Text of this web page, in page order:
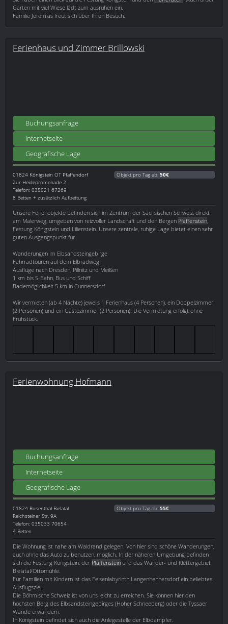
Garten mit viel Wiese lädt zum ausruhen ein.
Familie Jeremias freut sich über Ihren Besuch.
Ferienhaus und Zimmer Brillowski
Buchungsanfrage
Internetseite
Geografische Lage
01824 Königstein OT Pfaffendorf
Zur Heidepromenade 2
Telefon: 035021 67269
8 Betten + zusätzlich Aufbettung
Objekt pro Tag ab: 50€
Unsere Ferienobjekte befinden sich im Zentrum der Sächsischen Schweiz, direkt
am Malerweg, umgeben von reizvoller Landschaft und den Bergen Pfaffenstein
Festung Königstein und Lilienstein. Unsere zentrale, ruhige Lage bietet einen sehr
guten Ausgangspunkt für
Wanderungen im Elbsandsteingebirge
Fahrradtouren auf dem Elbradweg
Ausflüge nach Dresden, Pillnitz und Meißen
1 km bis S-Bahn, Bus und Schiff
Bademöglichkeit 5 km in Cunnersdorf
Wir vermieten (ab 4 Nächte) jeweils 1 Ferienhaus (4 Personen), ein Doppelzimmer
(2 Personen) und ein Gästezimmer (2 Personen). Die Vermietung erfolgt ohne
Frühstück.
Ferienwohnung Hofmann
Buchungsanfrage
Internetseite
Geografische Lage
01824 Rosenthal-Bielatal
Reichsteiner Str. 9A
Telefon: 035033 70654
4 Betten
Objekt pro Tag ab: 55€
Die Wohnung ist nahe am Waldrand gelegen. Von hier sind schöne Wanderungen,
auch ohne das Auto zu benutzen, möglich. In der näheren Umgebung befinden
sich die Festung Königstein, der Pfaffenstein und das Wander- und Klettergebiet
Bielatal/Ottomühle.
Für Familien mit Kindern ist das Felsenlabyrinth Langenhennersdorf ein beliebtes
Ausflugsziel.
Die Böhmische Schweiz ist von uns leicht zu erreichen. Sie können hier den
höchsten Berg des Elbsandsteingebirges (Hoher Schneeberg) oder die Tyssaer
Wände erwandern.
In Königstein befindet sich auch die Anlegestelle der Elbdampfer.